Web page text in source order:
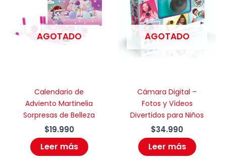
AGOTADO
Calendario de
Adviento Martinelia
Sorpresas de Belleza
$19.990
Leer más
AGOTADO
Cámara Digital –
Fotos y Vídeos
Divertidos para Niños
$34.990
Leer más